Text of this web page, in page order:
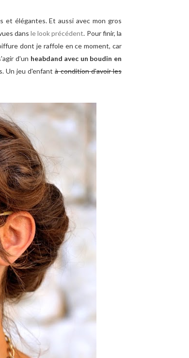
et élégantes. Et aussi avec mon gros
dans le look précédent. Pour finir, la
dont je raffole en ce moment, car
d'un heabdand avec un boudin en
Un jeu d'enfantà condition d'avoir les